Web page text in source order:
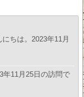
にちは。2023年11月
年11月25日の訪問で